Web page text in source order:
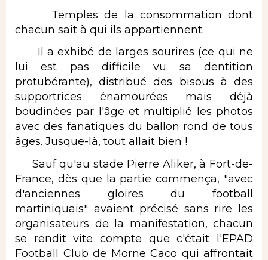
Temples de la consommation dont
chacun sait à qui ils appartiennent.
Il a exhibé de larges sourires (ce qui ne
lui est pas difficile vu sa dentition
protubérante), distribué des bisous à des
supportrices énamourées mais déjà
boudinées par l'âge et multiplié les photos
avec des fanatiques du ballon rond de tous
âges. Jusque-là, tout allait bien !
Sauf qu'au stade Pierre Aliker, à Fort-de-
France, dès que la partie commença, "avec
d'anciennes gloires du football
martiniquais" avaient précisé sans rire les
organisateurs de la manifestation, chacun
se rendit vite compte que c'était l'EPAD
Football Club de Morne Caco qui affrontait